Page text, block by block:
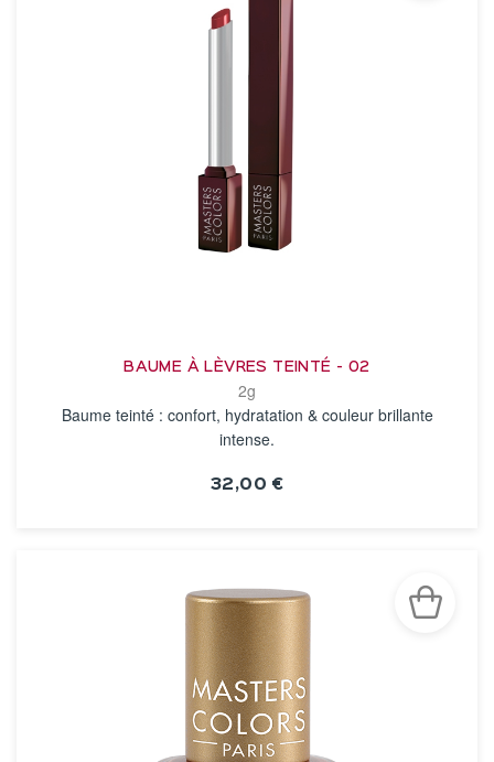
BAUME À LÈVRES TEINTÉ - 02
2g
Baume teinté : confort, hydratation & couleur brillante
intense.
32,00 €